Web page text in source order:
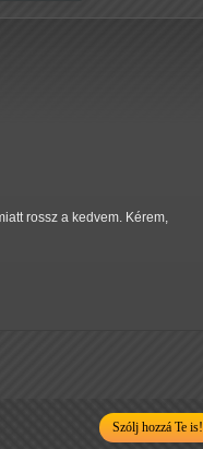
rossz a kedvem. Kérem,
Szólj hozzá Te is!